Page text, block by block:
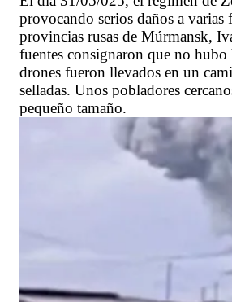
provocando serios daños a
provincias rusas de Múrmansk,
fuentes consignaron que no
drones fueron llevados en un
selladas. Unos pobladores
pequeño tamaño.